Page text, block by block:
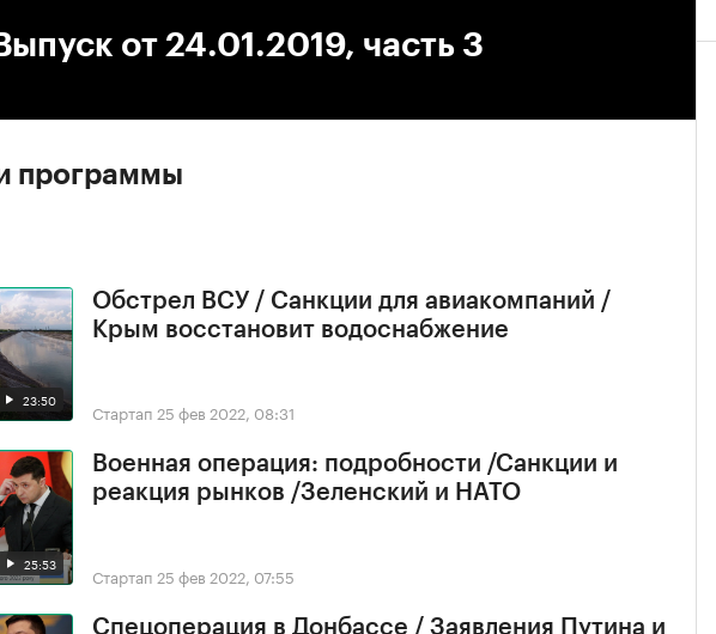
от 24.01.2019, часть 3
программы
23:50
Обстрел ВСУ / Санкции для авиакомпаний /
Крым восстановит водоснабжение
Стартап 25 фев 2022, 08:31
25:53
Военная операция: подробности /Санкции и
реакция рынков /Зеленский и НАТО
Стартап 25 фев 2022, 07:55
Спецоперация в Донбассе / Заявления Путина и